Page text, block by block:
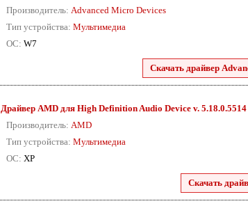
Производитель: Advanced Micro Devices
Тип устройства: Мультимедиа
ОС: W7
Скачать драйвер
Драйвер AMD для High Definition Audio Device v. 5.18.0.5514
Производитель: AMD
Тип устройства: Мультимедиа
ОС: XP
Скачать